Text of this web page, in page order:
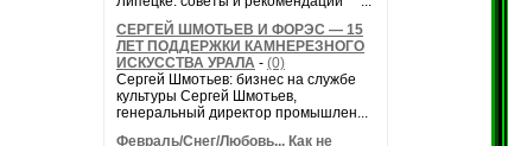
СЕРГЕЙ ШМОТЬЕВ И ФОРЭС — 15
ЛЕТ ПОДДЕРЖКИ КАМНЕРЕЗНОГО
ИСКУССТВА УРАЛА - (0)
Сергей Шмотьев: бизнес на службе
культуры Сергей Шмотьев,
генеральный директор промышлен...
Февраль/Снег/Любовь... Как не